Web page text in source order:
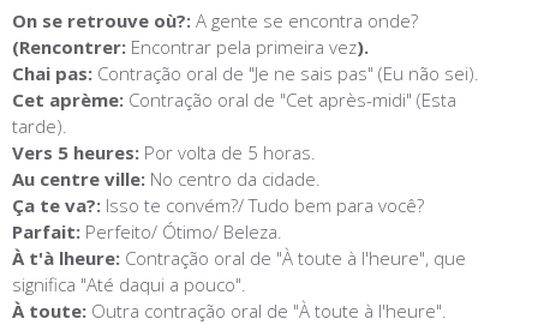
On se retrouve où?: A gente se encontra onde?
(Rencontrer: Encontrar pela primeira vez).
Chai pas: Contração oral de "Je ne sais pas" (Eu não sei).
Cet aprème: Contração oral de "Cet après-midi" (Esta
tarde).
Vers 5 heures: Por volta de 5 horas.
Au centre ville: No centro da cidade.
Ça te va?: Isso te convém?/ Tudo bem para você?
Parfait: Perfeito/ Ótimo/ Beleza.
À t'à lheure: Contração oral de "À toute à l'heure", que
significa "Até daqui a pouco".
À toute: Outra contração oral de "À toute à l'heure".